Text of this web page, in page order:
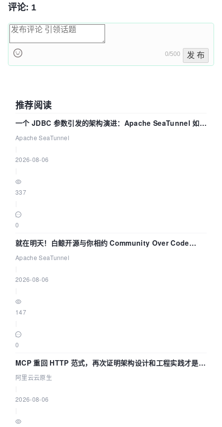
评论: 1
0/500 发 布
推荐阅读
一个 JDBC 参数引发的架构演进：Apache SeaTunnel 如何
解决数据同步中的“定时 Flush”难题
Apache SeaTunnel
2026-08-06
337
0
就在明天！白鲸开源与你相约 Community Over Code
Asia 2026 主题演讲！
Apache SeaTunnel
2026-08-06
147
0
MCP 重回 HTTP 范式，再次证明架构设计和工程实践才是稀
缺资源
阿里云云原生
2026-08-06